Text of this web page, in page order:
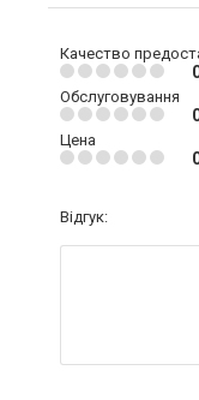
Качество
Обслуговування
Цена
Відгук: